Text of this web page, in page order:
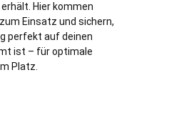
Hier kommen
Einsatz und sichern,
perfekt auf deinen
ist – für optimale
Platz.